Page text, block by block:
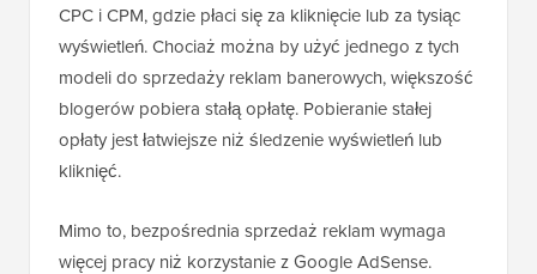
CPC i CPM, gdzie płaci się za kliknięcie lub za tysiąc
wyświetleń. Chociaż można by użyć jednego z tych
modeli do sprzedaży reklam banerowych, większość
blogerów pobiera stałą opłatę. Pobieranie stałej
opłaty jest łatwiejsze niż śledzenie wyświetleń lub
kliknięć.
Mimo to, bezpośrednia sprzedaż reklam wymaga
więcej pracy niż korzystanie z Google AdSense.